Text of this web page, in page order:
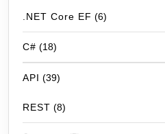
.NET Core EF (6)
C# (18)
API (39)
REST (8)